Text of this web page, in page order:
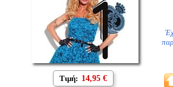
Τιμή: 14,95 €